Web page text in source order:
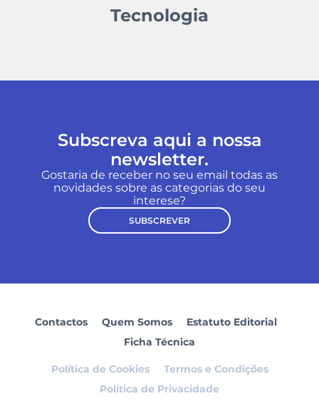
Tecnologia
Subscreva aqui a nossa
newsletter.
Gostaria de receber no seu email todas as
novidades sobre as categorias do seu
interese?
SUBSCREVER
Contactos Quem Somos
Estatuto Editorial
Ficha Técnica
Política de Cookies
Termos e Condições
Política de Privacidade